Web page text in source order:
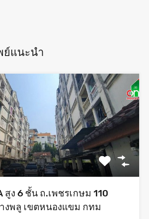
ย์แนะนำ
สูง 6 ชั้น ถ.เพชรเกษม 110
งพลู เขตหนองแขม กทม